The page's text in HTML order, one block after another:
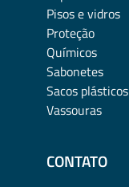
Pisos e vidros
Proteção
Químicos
Sabonetes
Sacos plásticos
Vassouras
CONTATO